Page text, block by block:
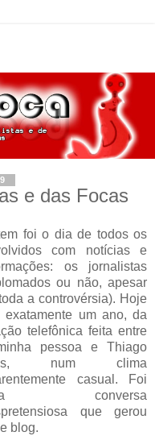
e das Focas
foi o dia de todos os
com notícias e
os jornalistas
ou não, apesar
a controvérsia). Hoje
exatamente um ano, da
telefônica feita entre
pessoa e Thiago
num clima
casual. Foi
conversa
que gerou
blog.